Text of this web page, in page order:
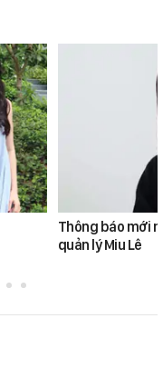
Thông báo mới
quản lý Miu Lê